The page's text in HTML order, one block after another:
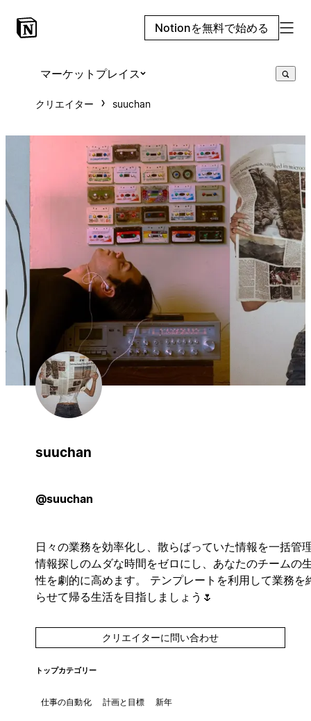
Notionを無料で始める
マーケットプレイス
クリエイター suuchan
suuchan
@suuchan
日々の業務を効率化し、散らばっていた情報を一括管
情報探しのムダな時間をゼロにし、あなたのチームの
性を劇的に高めます。 テンプレートを利用して業務を
らせて帰る生活を目指しましょう🌷
クリエイターに問い合わせ
トップカテゴリー
仕事の自動化 計画と目標 新年